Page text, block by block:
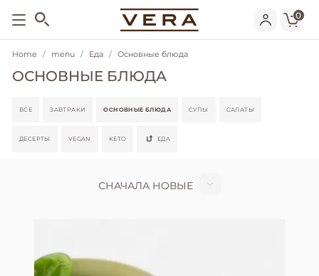
0
Home menu Еда Основные блюда
ОСНОВНЫЕ БЛЮДА
ВСЕ ЗАВТРАКИ ОСНОВНЫЕ БЛЮДА СУПЫ САЛАТЫ
ДЕСЕРТЫ VEGAN KETO ЕДА
СНАЧАЛА НОВЫЕ